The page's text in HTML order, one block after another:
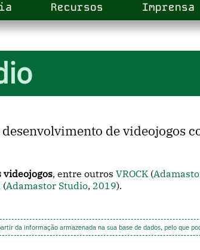
Recursos Imprensa
de videojogos
videojogos, entre outrosVROCK (
(Adamastor Studio, 2019).
da informação armazenada na sua base de dados, pelo que